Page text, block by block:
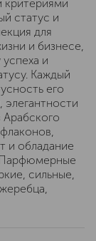
критериями
статус и
для
и бизнесе,
и
Каждый
его
элегантности
Арабского
и обладание
сильные,